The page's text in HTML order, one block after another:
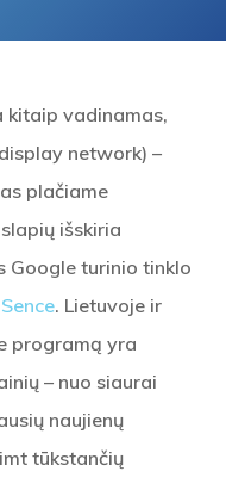
kitaip vadinamas,
network) –
plačiame
išskiria
Google turinio tinklo
. Lietuvoje ir
programą yra
– nuo siaurai
naujienų
tūkstančių